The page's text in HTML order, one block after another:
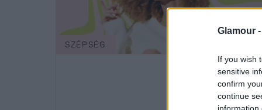
Glamour -
If you wish
sensitive
confirm
continue
information
SZÉPSÉG